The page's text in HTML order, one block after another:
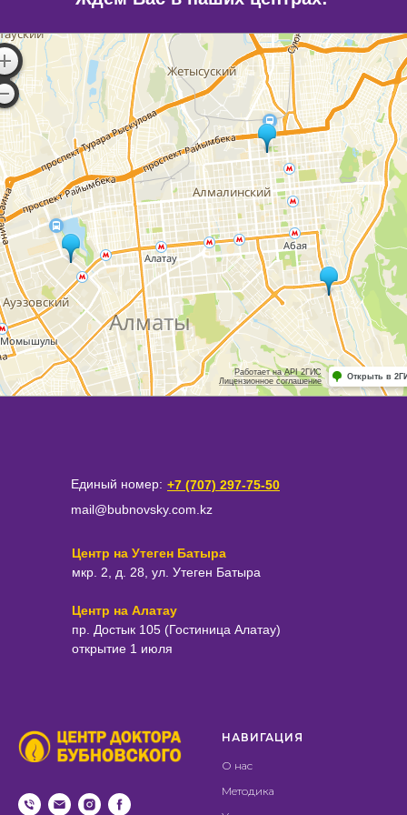
Центр на Утеген Батыра
мкр. 2, д. 28, ул. Утеген Батыра
Центр на Алатау
пр. Достык 105 (Гостиница Алатау)
открытие 1 июля
Единый номер:
mail@bubnovsky.com.kz
+7 (707) 297-75-50
НАВИГАЦИЯ
О нас
Методика